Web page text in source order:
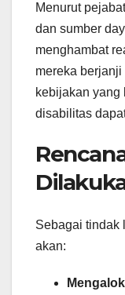
Menurut
dan sumber
menghambat
mereka
kebijakan yang
disabilitas
Sebagai tindak
akan: